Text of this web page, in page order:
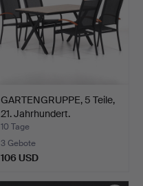
GARTENGRUPPE, 5 Teile,
21. Jahrhundert.
10 Tage
3 Gebote
106 USD